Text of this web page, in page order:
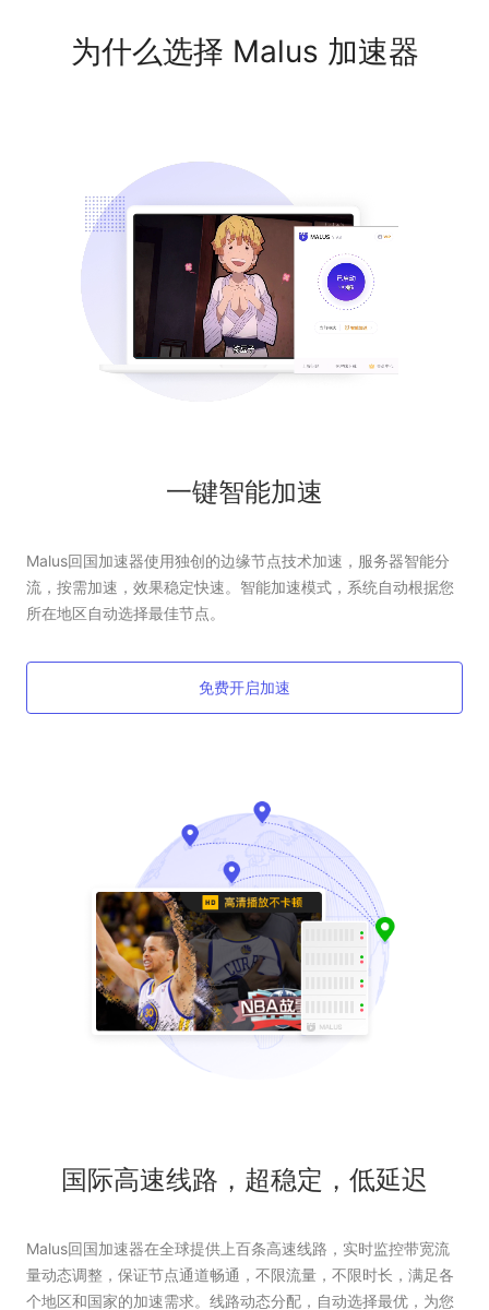
为什么选择 Malus 加速器
一键智能加速
Malus回国加速器使用独创的边缘节点技术加速，服务器智能分
流，按需加速，效果稳定快速。智能加速模式，系统自动根据您
所在地区自动选择最佳节点。
免费开启加速
国际高速线路，超稳定，低延迟
Malus回国加速器在全球提供上百条高速线路，实时监控带宽流
量动态调整，保证节点通道畅通，不限流量，不限时长，满足各
个地区和国家的加速需求。线路动态分配，自动选择最优，为您